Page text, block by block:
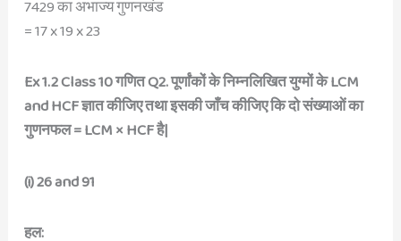
7429 का अभाज्य गुणनखंड
= 17 x 19 x 23
Ex 1.2 Class 10 गणित Q2. पूर्णांकों के निम्नलिखित युग्मों के LCM
and HCF ज्ञात कीजिए तथा इसकी जाँच कीजिए कि दो संख्याओं का
गुणनफल = LCM × HCF है|
(i) 26 and 91
हल: